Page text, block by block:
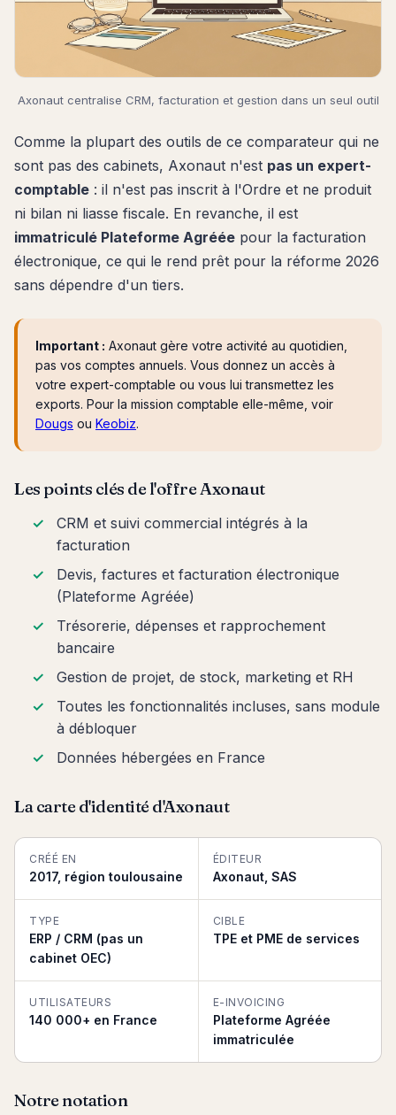
Axonaut centralise CRM, facturation et gestion dans un seul outil
Comme la plupart des outils de ce comparateur qui ne
sont pas des cabinets, Axonaut n'est pas un expert-
comptable : il n'est pas inscrit à l'Ordre et ne produit
ni bilan ni liasse fiscale. En revanche, il est
immatriculé Plateforme Agréée pour la facturation
électronique, ce qui le rend prêt pour la réforme 2026
sans dépendre d'un tiers.
Important : Axonaut gère votre activité au quotidien,
pas vos comptes annuels. Vous donnez un accès à
votre expert-comptable ou vous lui transmettez les
exports. Pour la mission comptable elle-même, voir
Dougs ou Keobiz.
Les points clés de l'offre Axonaut
CRM et suivi commercial intégrés à la
facturation
Devis, factures et facturation électronique
(Plateforme Agréée)
Trésorerie, dépenses et rapprochement
bancaire
Gestion de projet, de stock, marketing et RH
Toutes les fonctionnalités incluses, sans module
à débloquer
Données hébergées en France
La carte d'identité d'Axonaut
CRÉÉ EN
2017, région toulousaine
ÉDITEUR
Axonaut, SAS
TYPE
ERP / CRM (pas un
cabinet OEC)
CIBLE
TPE et PME de services
UTILISATEURS
140 000+ en France
E-INVOICING
Plateforme Agréée
immatriculée
Notre notation